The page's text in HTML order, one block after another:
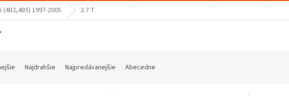
(4B2,4B5) 1997-2005 2.7 T
Najdrahšie Najpredávanejšie Abecedne